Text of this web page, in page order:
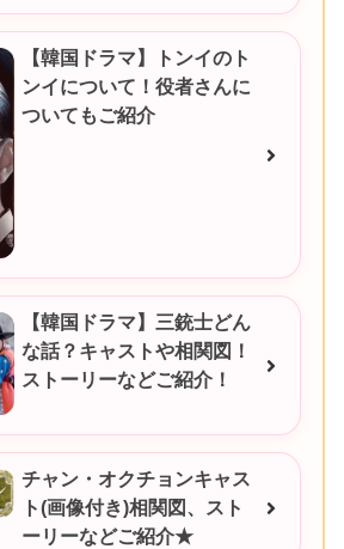
【韓国ドラマ】トンイのト
ンイについて！役者さんに
ついてもご紹介
【韓国ドラマ】三銃士どん
な話？キャストや相関図！
ストーリーなどご紹介！
チャン・オクチョンキャス
ト(画像付き)相関図、スト
ーリーなどご紹介★